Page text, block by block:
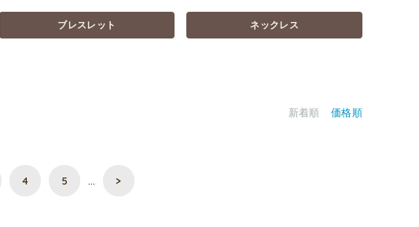
ブレスレット ネックレス
新着順 価格順
4 5 … >